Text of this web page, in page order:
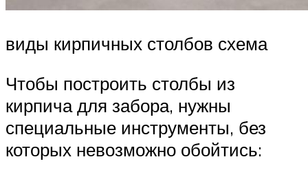
виды кирпичных столбов схема
Чтобы построить столбы из
кирпича для забора, нужны
специальные инструменты, без
которых невозможно обойтись: